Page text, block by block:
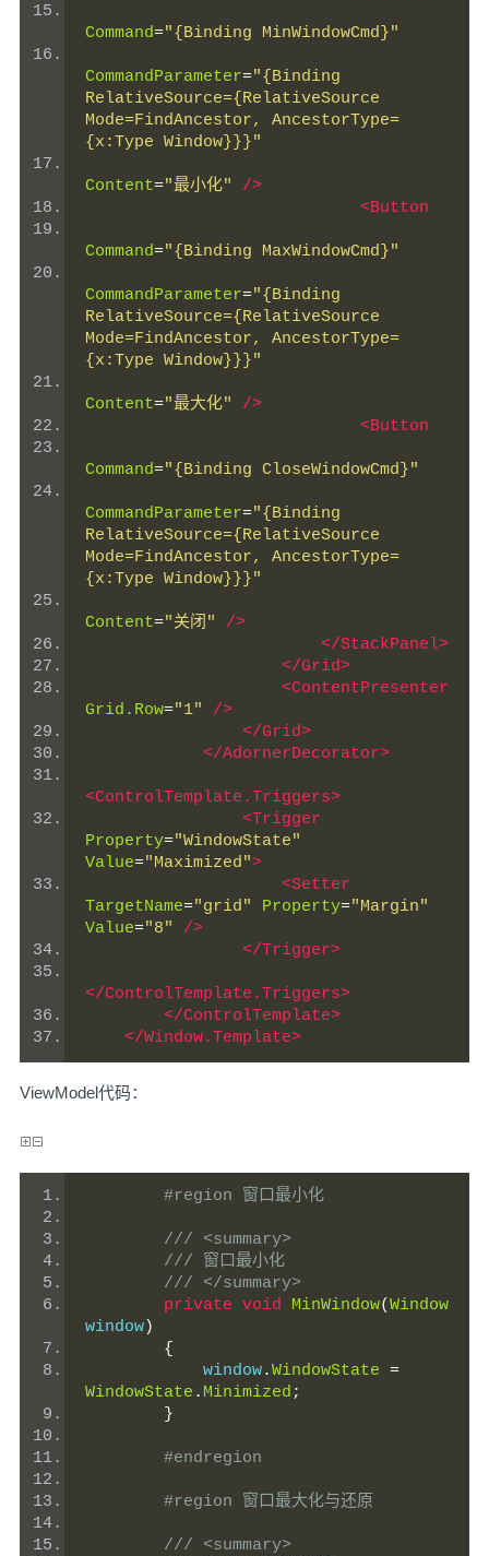
Command="{Binding MinWindowCmd}"
CommandParameter="{Binding
RelativeSource={RelativeSource
Mode=FindAncestor, AncestorType=
{x:Type Window}}}"
Content="最小化"
/>
<Button
Command="{Binding MaxWindowCmd}"
CommandParameter="{Binding
RelativeSource={RelativeSource
Mode=FindAncestor, AncestorType=
{x:Type Window}}}"
Content="最大化"
/>
<Button
Command="{Binding CloseWindowCmd}"
CommandParameter="{Binding
RelativeSource={RelativeSource
Mode=FindAncestor, AncestorType=
{x:Type Window}}}"
Content="关闭"
/>
</StackPanel>
</Grid>
<ContentPresenter
Grid . Row="1"
/>
</Grid>
</AdornerDecorator>
<ControlTemplate.Triggers>
<Trigger
Property="WindowState"
Value="Maximized">
<Setter
TargetName="grid" Property="Margin"
Value="8"
/>
</Trigger>
</ControlTemplate.Triggers>
</ControlTemplate>
</Window.Template>
ViewModel代码：
#region 窗口最小化
/// <summary>
/// 窗口最小化
/// </summary>
private void MinWindow(Window
window)
{
            window
.WindowState =
WindowState . Minimized ;
}
#endregion
#region 窗口最大化与还原
/// <summary>